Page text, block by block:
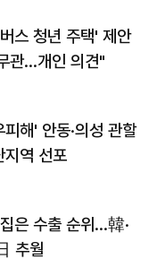
스 청년 주택' 제안
관…개인 의견"
해' 안동·의성 관할
역 선포
은 수출 순위…韓·
추월